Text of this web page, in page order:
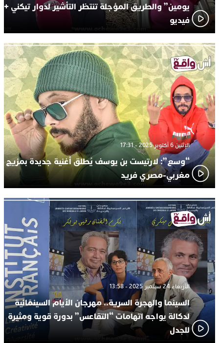
يومين” والطريق المؤجلة تنتظر التأشير لدوار تيكني +
فيديو
الإثنين 6 أكتوبر 2025 - 17:31
“وسع”: لارتيست بن يوسف يُطلق أغنية جديدة بمزيج
مغربي-مصري فريد
الأربعاء 24 سبتمبر 2025 - 13:58
السينما والهجرة السرية.. مهرجان الأيام السينمائية
لدكالة يواجه اتهامات “التقاعس” بدورة قوية ومثيرة
للجدل